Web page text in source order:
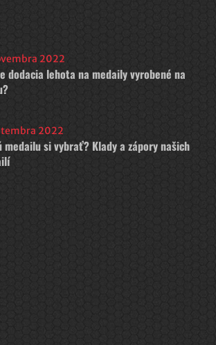
2022
dodacia lehota na medaily vyrobené na
2022
medailu si vybrať? Klady a zápory našich